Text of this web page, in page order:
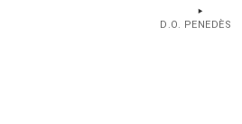
D.O. PENEDÈS